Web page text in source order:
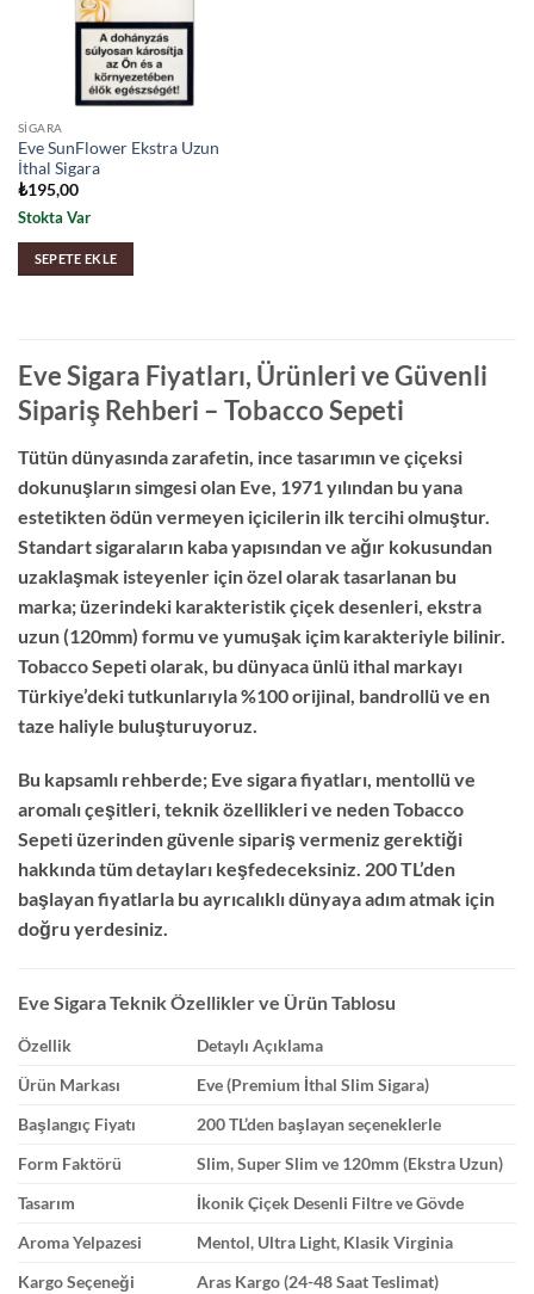
SIGARA
Eve SunFlower Ekstra Uzun
İthal Sigara
₺195,00
Stokta Var
SEPETE EKLE
Eve Sigara Fiyatları, Ürünleri ve Güvenli
Sipariş Rehberi – Tobacco Sepeti
Tütün dünyasında zarafetin, ince tasarımın ve çiçeksi
dokunuşların simgesi olan Eve 1971 yılından bu yana
estetikten ödün vermeyen içicilerin ilk tercihi olmuştur.
Standart sigaraların kaba yapısından ve ağır kokusundan
uzaklaşmak isteyenler için özel olarak tasarlanan bu
marka; üzerindeki karakteristik çiçek desenleri, ekstra
uzun (120mm) formu ve yumuşak içim karakteriyle bilinir.
Tobacco Sepeti olarak, bu dünyaca ünlü ithal markayı
Türkiye’deki tutkunlarıyla %100 orijinal, bandrollü ve en
taze haliyle buluşturuyoruz.
Bu kapsamlı rehberde; Eve sigara fiyatları, mentollü ve
aromalı çeşitleri, teknik özellikleri ve neden Tobacco
Sepeti üzerinden güvenle sipariş vermeniz gerektiği
hakkında tüm detayları keşfedeceksiniz. 200 TL’den
başlayan fiyatlarla bu ayrıcalıklı dünyaya adım atmak için
doğru yerdesiniz.
Eve Sigara Teknik Özellikler ve Ürün Tablosu
Özellik
Detaylı Açıklama
Ürün Markası
Eve (Premium İthal Slim Sigara)
Başlangıç Fiyatı
200 TL’den başlayan seçeneklerle
Form Faktörü
Slim, Super Slim ve 120mm (Ekstra Uzun)
Tasarım
İkonik Çiçek Desenli Filtre ve Gövde
Aroma Yelpazesi
Mentol, Ultra Light, Klasik Virginia
Kargo Seçeneği
Aras Kargo (24-48 Saat Teslimat)